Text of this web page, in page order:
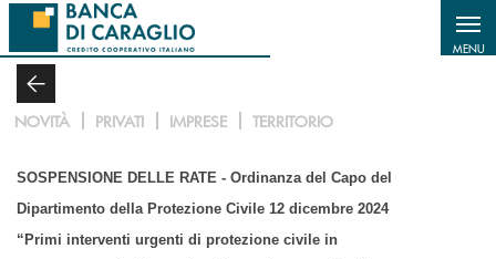
Salta al contenuto principale
MENU
NOVITÀ PRIVATI IMPRESE TERRITORIO
SOSPENSIONE DELLE RATE - Ordinanza del Capo del
Dipartimento della Protezione Civile 12 dicembre 2024
“Primi interventi urgenti di protezione civile in